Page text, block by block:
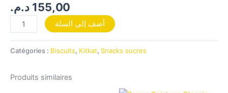
155,00 د.م.
أضف إلى السلة
Catégories : Biscuits, Kitkat, Snacks sucres
Produits similaires